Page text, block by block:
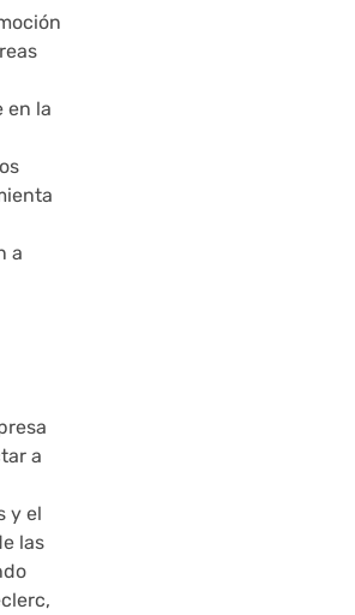
en la
a
a
y el
las